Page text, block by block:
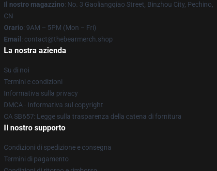
Il nostro magazzino: No. 3 Gaoliangqiao Street, Binzhou City, Pechino,
CN
Orario: 9AM – 5PM (Mon – Fri)
Email : contact@thebearmerch.shop
La nostra azienda
Su di noi
Termini e condizioni
Informativa sulla privacy
DMCA - Informativa sul copyright
CA SB657: Legge sulla trasparenza della catena di fornitura
Il nostro supporto
Condizioni di spedizione e consegna
Termini di pagamento